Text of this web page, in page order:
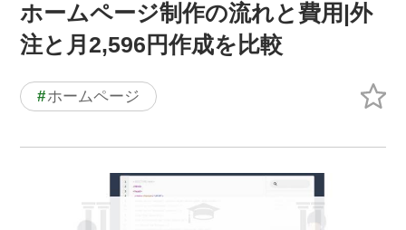
ホームページ制作の流れと費用|外
注と月2,596円作成を比較
#ホームページ